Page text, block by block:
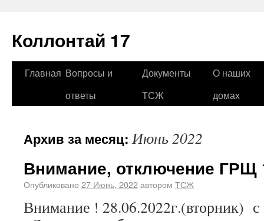
Коллонтай 17
Главная Вопросы и
ответы
Документы
ТСЖ
О наших
домах
Архив за месяц:Июнь 2022
Внимание, отключение ГРЩ
Опубликовано 27 Июнь, 2022автором ТСЖ
Внимание ! 28.06.2022г.(вторник) с